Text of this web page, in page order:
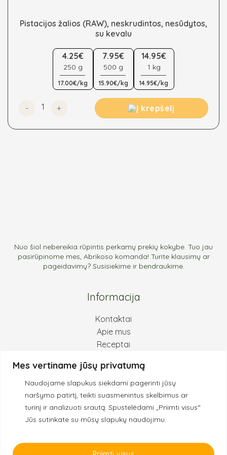
Mes vertiname jūsų privatumą
Naudojame slapukus siekdami pagerinti jūsų
naršymo patirtį, teikti suasmenintus skelbimus ar
turinį ir analizuoti srautą. Spustelėdami „Priimti visus“
Jūs sutinkate su mūsų slapukų naudojimu.
Pistacijos žalios (RAW), neskrudintos, nesūdytos,
su kevalu
product
has
multiple
variants.
The
options
may
be
4.25€
250 g
17.00€/kg
7.95€
500 g
15.90€/kg
14.95€
1 kg
14.95€/kg
produkto kiekis: Pistacijos žalios (RAW), neskrudintos,
Į krepšelį
Nuo šiol nebereikia rūpintis perkamų prekių kokybe. Tuo jau
pasirūpinome mes, Abrikoso komanda! Turite klausimų ar
pageidavimų? Susisiekime ir bendraukime.
Informacija
Kontaktai
Apie mus
Receptai
Kokybės principai
© 2022 Abrikosas.eu